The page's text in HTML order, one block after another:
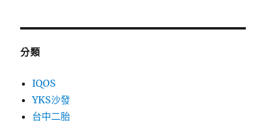
分類
IQOS
YKS沙發
台中二胎